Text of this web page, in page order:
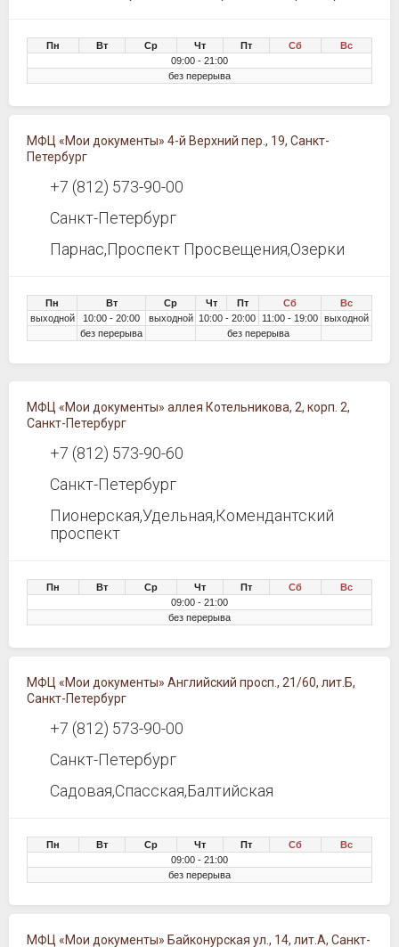
Пн Вт Ср Чт Пт Сб
Вс
09:00 - 21:00
без перерыва
МФЦ «Мои документы» 4-й Верхний пер., 19, Санкт-
Петербург
+7 (812) 573-90-00
Санкт-Петербург
Парнас,Проспект Просвещения,Озерки
Пн Вт Ср Чт Пт Сб
Вс
выходной
10:00 - 20:00 выходной 10:00 - 20:00 11:00 - 19:00 выходной
без перерыва
без перерыва
МФЦ «Мои документы» аллея Котельникова, 2, корп. 2,
Санкт-Петербург
+7 (812) 573-90-60
Санкт-Петербург
Пионерская,Удельная,Комендантский
проспект
Пн Вт Ср Чт Пт Сб
Вс
09:00 - 21:00
без перерыва
МФЦ «Мои документы» Английский просп., 21/60, лит.Б,
Санкт-Петербург
+7 (812) 573-90-00
Санкт-Петербург
Садовая,Спасская,Балтийская
Пн Вт Ср Чт Пт Сб
Вс
09:00 - 21:00
без перерыва
МФЦ «Мои документы» Байконурская ул., 14, лит.А, Санкт-